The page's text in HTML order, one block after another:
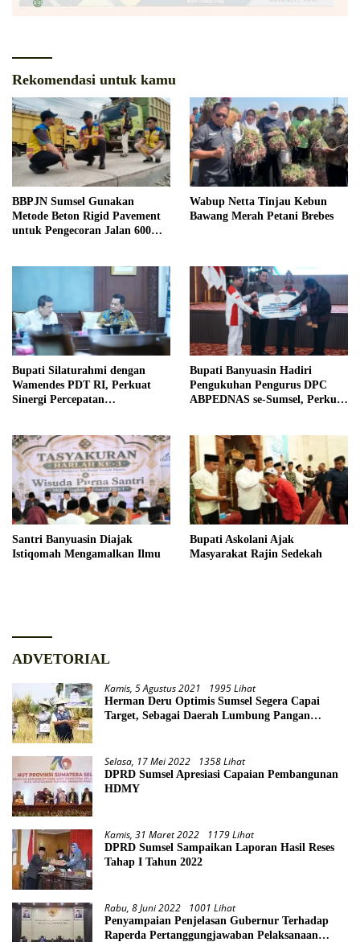
Rekomendasi untuk kamu
BBPJN Sumsel Gunakan
Metode Beton Rigid Pavement
untuk Pengecoran Jalan 600
Wabup Netta Tinjau Kebun
Bawang Merah Petani Brebes
Bupati Silaturahmi dengan
Wamendes PDT RI, Perkuat
Sinergi Percepatan
Bupati Banyuasin Hadiri
Pengukuhan Pengurus DPC
ABPEDNAS se-Sumsel, Perkuat
Santri Banyuasin Diajak
Istiqomah Mengamalkan Ilmu
Bupati Askolani Ajak
Masyarakat Rajin Sedekah
ADVETORIAL
Kamis, 5 Agustus 2021 1995 Lihat
Herman Deru Optimis Sumsel Segera Capai
Target, Sebagai Daerah Lumbung Pangan
Selasa, 17 Mei 2022 1358 Lihat
DPRD Sumsel Apresiasi Capaian Pembangunan
HDMY
Kamis, 31 Maret 2022 1179 Lihat
DPRD Sumsel Sampaikan Laporan Hasil Reses
Tahap I Tahun 2022
Rabu, 8 Juni 2022 1001 Lihat
Penyampaian Penjelasan Gubernur Terhadap
Raperda Pertanggungjawaban Pelaksanaan